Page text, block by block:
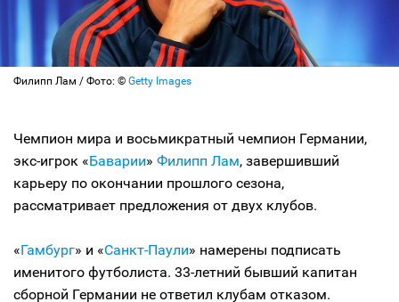
Филипп Лам / Фото: © Getty Images
Чемпион мира и восьмикратный чемпион Германии,
экс-игрок «Баварии» Филипп Лам, завершивший
карьеру по окончании прошлого сезона,
рассматривает предложения от двух клубов.
«Гамбург» и «Санкт-Паули» намерены подписать
именитого футболиста. 33-летний бывший капитан
сборной Германии не ответил клубам отказом.